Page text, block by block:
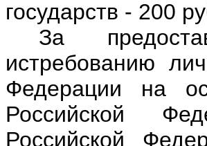
государств - 200
За
истребованию
Федерации на
Российской
Российской